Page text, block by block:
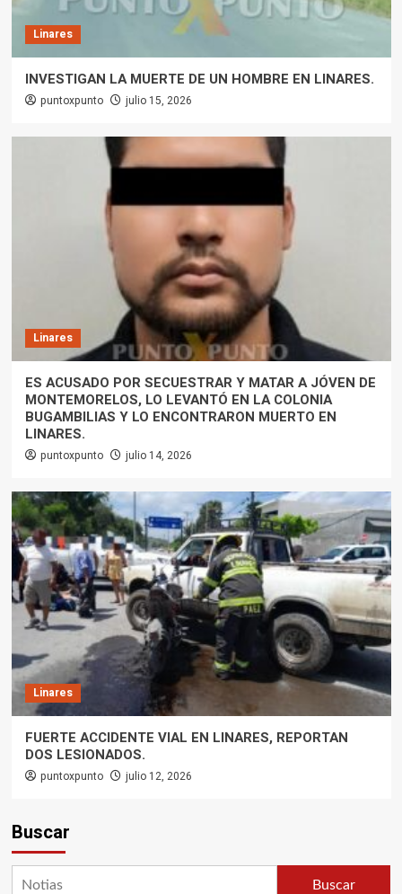
Linares
INVESTIGAN LA MUERTE DE UN HOMBRE EN LINARES.
puntoxpunto julio 15, 2026
Linares
ES ACUSADO POR SECUESTRAR Y MATAR A JÓVEN DE
MONTEMORELOS, LO LEVANTÓ EN LA COLONIA
BUGAMBILIAS Y LO ENCONTRARON MUERTO EN
LINARES.
puntoxpunto julio 14, 2026
Linares
FUERTE ACCIDENTE VIAL EN LINARES, REPORTAN
DOS LESIONADOS.
puntoxpunto julio 12, 2026
Buscar
Buscar